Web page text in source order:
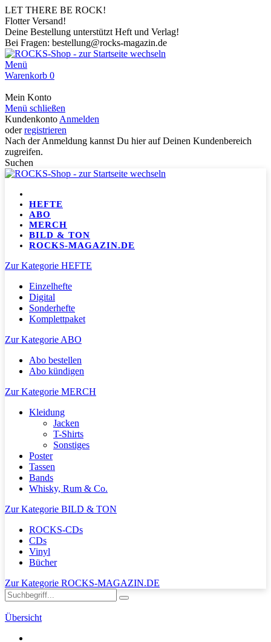
LET THERE BE ROCK!
Flotter Versand!
Deine Bestellung unterstützt Heft und Verlag!
Bei Fragen: bestellung@rocks-magazin.de
Menü
Warenkorb 0
Mein Konto
Menü schließen
Kundenkonto Anmelden
oderregistrieren
Nach der Anmeldung kannst Du hier auf Deinen Kundenbereich
zugreifen.
Suchen
HEFTE
ABO
MERCH
BILD & TON
ROCKS-MAGAZIN.DE
Zur Kategorie HEFTE
Einzelhefte
Digital
Sonderhefte
Komplettpaket
Zur Kategorie ABO
Abo bestellen
Abo kündigen
Zur Kategorie MERCH
Kleidung
Jacken
T-Shirts
Sonstiges
Poster
Tassen
Bands
Whisky, Rum & Co.
Zur Kategorie BILD & TON
ROCKS-CDs
CDs
Vinyl
Bücher
Zur Kategorie ROCKS-MAGAZIN.DE
Übersicht